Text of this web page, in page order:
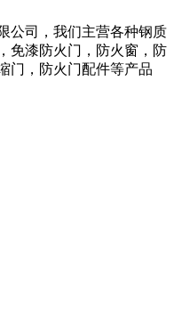
公司，我们主营各种钢质
免漆防火门，防火窗，防
门，防火门配件等产品